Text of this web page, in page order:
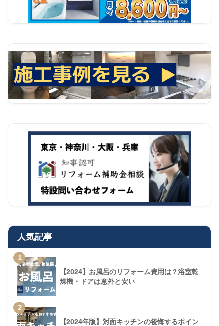
人気記事
1
【2024】お風呂のリフォーム費用は？浴室乾
燥機・ドアは意外と安い
2
【2024年版】対面キッチンの後悔するポイン